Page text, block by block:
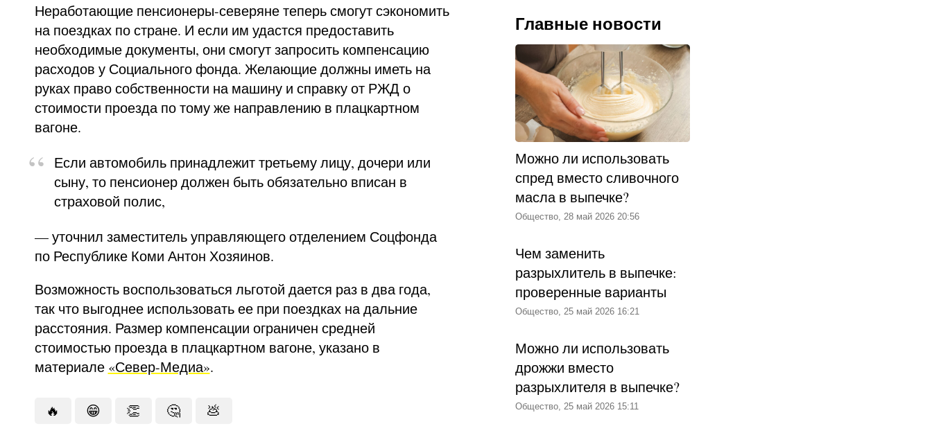
Неработающие пенсионеры-северяне теперь смогут сэкономить
на поездках по стране. И если им удастся предоставить
необходимые документы, они смогут запросить компенсацию
расходов у Социального фонда. Желающие должны иметь на
руках право собственности на машину и справку от РЖД о
стоимости проезда по тому же направлению в плацкартном
вагоне.
Если автомобиль принадлежит третьему лицу, дочери или
сыну, то пенсионер должен быть обязательно вписан в
страховой полис,
— уточнил заместитель управляющего отделением Соцфонда
по Республике Коми Антон Хозяинов.
Возможность воспользоваться льготой дается раз в два года,
так что выгоднее использовать ее при поездках на дальние
расстояния. Размер компенсации ограничен средней
стоимостью проезда в плацкартном вагоне, указано в
материале «Север-Медиа».
🔥 😁 👏 🤔 💩
Главные новости
Можно ли использовать
спред вместо сливочного
масла в выпечке?
Общество, 28 май 2026 20:56
Чем заменить
разрыхлитель в выпечке:
проверенные варианты
Общество, 25 май 2026 16:21
Можно ли использовать
дрожжи вместо
разрыхлителя в выпечке?
Общество, 25 май 2026 15:11